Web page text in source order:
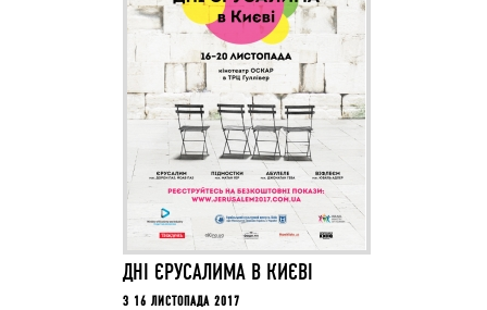
ДНІ ЄРУСАЛИМА В КИЄВІ
З 16 ЛИСТОПАДА 2017